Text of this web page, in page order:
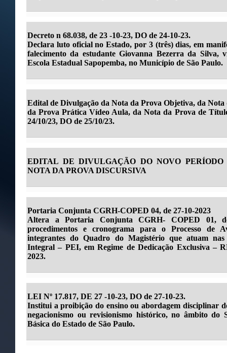
Decreto n 68.038, de 23 -10-23, DO de 24-10-23.
Declara luto oficial no Estado, por 3 (três) dias, em
falecimento da estudante Giovanna Bezerra da Silva,
Escola Estadual Sapopemba, no Município de São Paulo.
Edital de Divulgação da Nota da Prova Objetiva, da
da Prova Prática Vídeo Aula, da Nota da Prova de
24/10/23, DO de 25/10/23.
EDITAL DE DIVULGAÇÃO DO NOVO
NOTA DA PROVA DISCURSIVA
Portaria Conjunta CGRH-COPED 04, de 27-10-2023
Altera a Portaria Conjunta CGRH- COPED 01, de
procedimentos e cronograma para o Processo de
integrantes do Quadro do Magistério que atuam
Integral – PEI, em Regime de Dedicação Exclusiva –
2023.
LEI Nº 17.817, DE 27 -10-23, DO de 27-10-23.
Institui a proibição do ensino ou abordagem disciplinar
negacionismo ou revisionismo histórico, no âmbito do
Básica do Estado de São Paulo.